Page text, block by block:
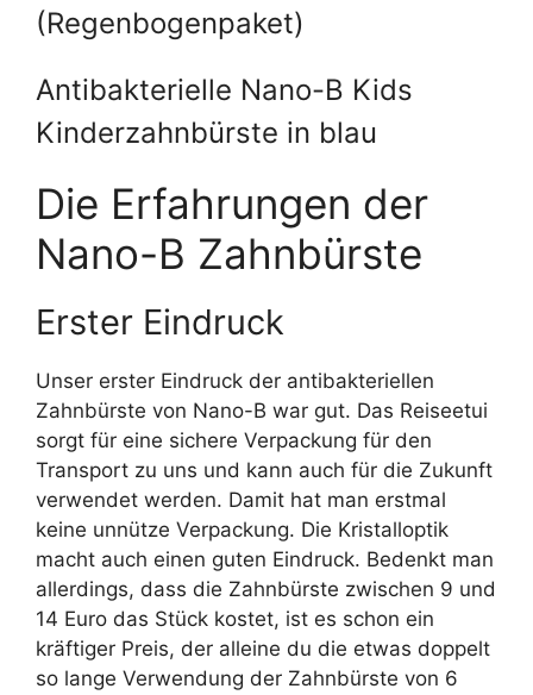
(Regenbogenpaket)
Antibakterielle Nano-B Kids
Kinderzahnbürste in blau
Die Erfahrungen der
Nano-B Zahnbürste
Erster Eindruck
Unser erster Eindruck der antibakteriellen
Zahnbürste von Nano-B war gut. Das Reiseetui
sorgt für eine sichere Verpackung für den
Transport zu uns und kann auch für die Zukunft
verwendet werden. Damit hat man erstmal
keine unnütze Verpackung. Die Kristalloptik
macht auch einen guten Eindruck. Bedenkt man
allerdings, dass die Zahnbürste zwischen 9 und
14 Euro das Stück kostet, ist es schon ein
kräftiger Preis, der alleine du die etwas doppelt
so lange Verwendung der Zahnbürste von 6